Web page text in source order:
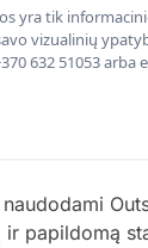
yra tik
vizualinių
632 51053 arba
papildomą